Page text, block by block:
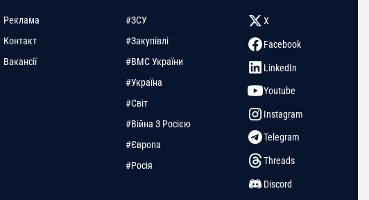
Реклама
Контакт
Вакансії
#ЗСУ
#Закупівлі
#ВМС України
#Україна
#Світ
#Війна З Росією
#Європа
#Росія
X
Facebook
LinkedIn
Youtube
Instagram
Telegram
Threads
Discord